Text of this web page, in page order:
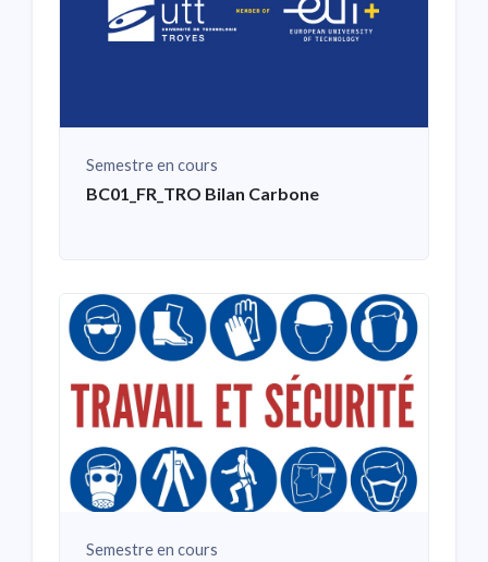
Semestre en cours
BC01_FR_TRO Bilan Carbone
Semestre en cours